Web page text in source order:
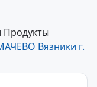
Продукты
Вязники г.